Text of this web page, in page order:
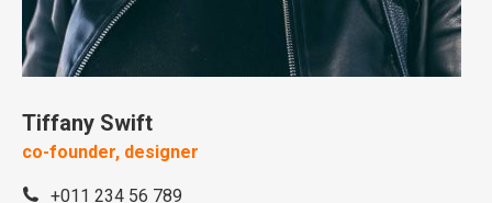
Tiffany Swift
co-founder, designer
+011 234 56 789